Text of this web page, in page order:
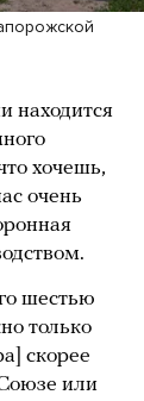
находится
хочешь,
очень
шестью
только
скорее
или